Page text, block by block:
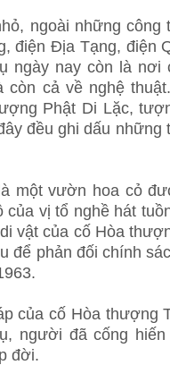
ngoài những công
điện Địa Tạng, điện
ngày nay còn là
còn cả về nghệ
Phật Di Lặc,
đều ghi dấu những
một vườn hoa cỏ
của vị tổ nghề hát
vật của cố Hòa
để phản đối chính
của cố Hòa thượng
người đã cống
đời.